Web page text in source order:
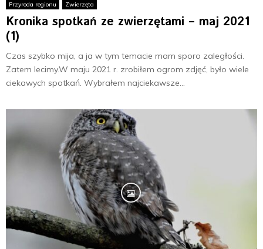
Przyroda regionu Zwierzęta
Kronika spotkań ze zwierzętami – maj 2021
(1)
Czas szybko mija, a ja w tym temacie mam sporo zaległości.
Zatem lecimy.W maju 2021 r. zrobiłem ogrom zdjęć, było wiele
ciekawych spotkań. Wybrałem najciekawsze...